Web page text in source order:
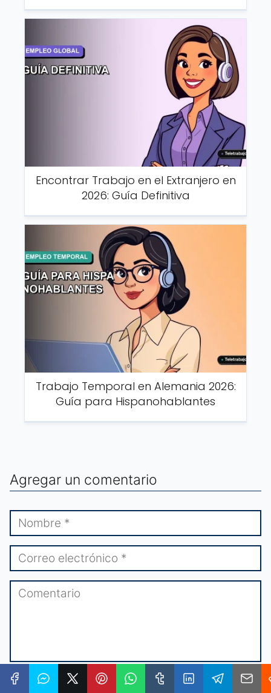
Encontrar Trabajo en el Extranjero en
2026: Guía Definitiva
Trabajo Temporal en Alemania 2026:
Guía para Hispanohablantes
Agregar un comentario
★